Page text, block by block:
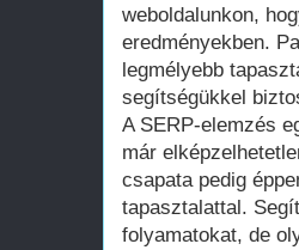
weboldalunkon,
eredményekben.
legmélyebb
segítségükkel
A SERP-elemzés
már
csapata pedig
tapasztalattal.
folyamatokat, de